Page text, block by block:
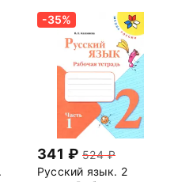
-35%
341
524
Русский язык. 2